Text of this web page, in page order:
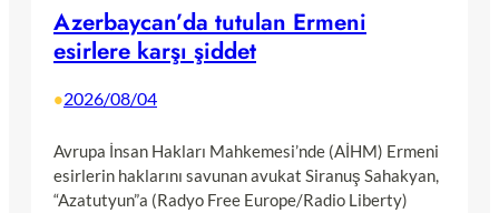
Azerbaycan’da tutulan Ermeni
esirlere karşı şiddet
•2026/08/04
Avrupa İnsan Hakları Mahkemesi’nde (AİHM) Ermeni
esirlerin haklarını savunan avukat Siranuş Sahakyan,
“Azatutyun”a (Radyo Free Europe/Radio Liberty)